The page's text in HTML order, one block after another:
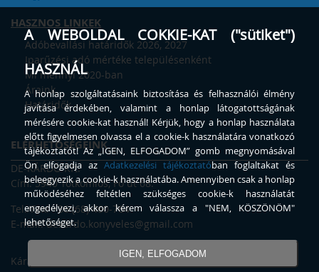
HASZNOS LINKEK
Adóbevallási határidők 2026, 2027
Iparűzési adó mértéke településenként
Mi mennyi 2020-ban
Áraink
Határidők
ELÉRHETŐSÉGEINK
DE-KÁRDÓ Kft.
Cím: 5940 Tótkomlós, Fő út 68.
Tel./Fax: +36 (68) 460-764
E-mail:dekardo.konyveles@gmail.com
Kárász Etelka
A WEBOLDAL COKKIE-KAT ("sütiket")
HASZNÁL
A honlap szolgáltatásaink biztosítása és felhasználói élmény
javítása érdekében, valamint a honlap látogatottságának
mérésére cookie-kat használ! Kérjük, hogy a honlap használata
előtt figyelmesen olvassa el a cookie-k használatára vonatkozó
tájékoztatót! Az „IGEN, ELFOGADOM” gomb megnyomásával
Ön elfogadja azAdatkezelési tájékoztatóban foglaltakat és
beleegyezik a cookie-k használatába. Amennyiben csak a honlap
működéséhez feltétlen szükséges cookie-k használatát
engedélyezi, akkor kérem válassza a "NEM, KÖSZÖNÖM"
lehetőséget.
IGEN, ELFOGADOM